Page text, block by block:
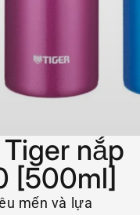
nắp
[500ml]
mến và lựa